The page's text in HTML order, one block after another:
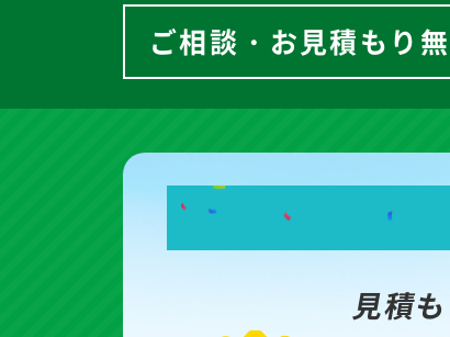
ご相談・お見積もり
見積